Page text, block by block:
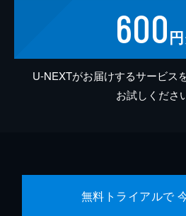
600
U-NEXTがお届けするサービス
お試しくださ
無料トライアルで